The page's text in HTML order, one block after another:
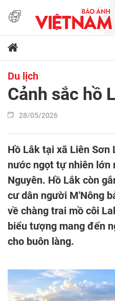
Du lịch
Cảnh sắc hồ
28/05/2026
Hồ Lắk tại xã Liên
nước ngọt tự nhiên lớn
Nguyên. Hồ Lắk còn
cư dân người M'Nông
về chàng trai mồ côi
biểu tượng mang đến
cho buôn làng.